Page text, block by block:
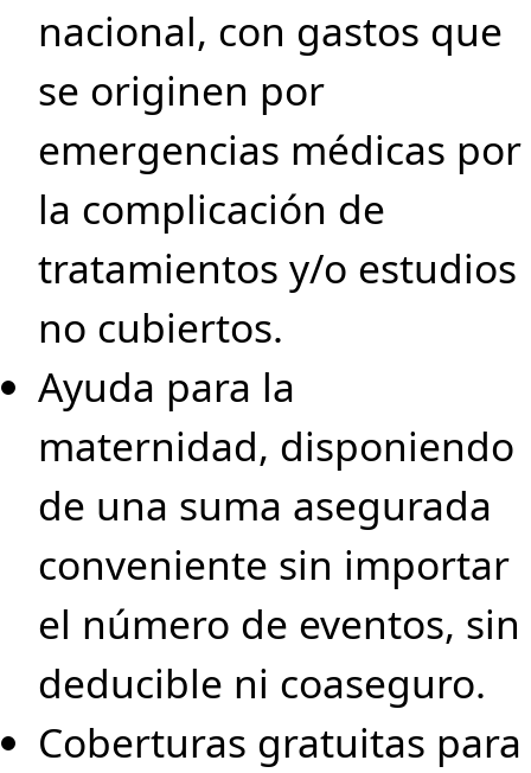
nacional, con gastos que
se originen por
emergencias médicas por
la complicación de
tratamientos y/o estudios
no cubiertos.
Ayuda para la
maternidad, disponiendo
de una suma asegurada
conveniente sin importar
el número de eventos, sin
deducible ni coaseguro.
Coberturas gratuitas para